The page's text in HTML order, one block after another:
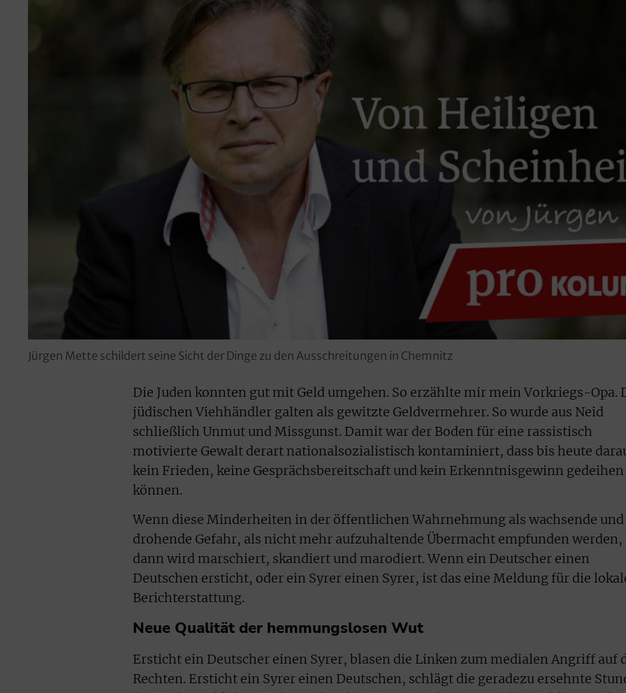
Jürgen Mette schildert seine Sicht der Dinge zu den Ausschreitungen in Chemnitz
Die Juden konnten gut mit Geld umgehen. So erzählte mir mein Vorkriegs-Opa.
jüdischen Viehhändler galten als gewitzte Geldvermehrer. So wurde aus Neid
schließlich Unmut und Missgunst. Damit war der Boden für eine rassistisch
motivierte Gewalt derart nationalsozialistisch kontaminiert, dass bis heute
kein Frieden, keine Gesprächsbereitschaft und kein Erkenntnisgewinn gedeihen
können.
Wenn diese Minderheiten in der öffentlichen Wahrnehmung als wachsende und
drohende Gefahr, als nicht mehr aufzuhaltende Übermacht empfunden werden,
dann wird marschiert, skandiert und marodiert. Wenn ein Deutscher einen
Deutschen ersticht, oder ein Syrer einen Syrer, ist das eine Meldung für die
Berichterstattung.
Neue Qualität der hemmungslosen Wut
Ersticht ein Deutscher einen Syrer, blasen die Linken zum medialen Angriff auf
Rechten. Ersticht ein Syrer einen Deutschen, schlägt die geradezu ersehnte